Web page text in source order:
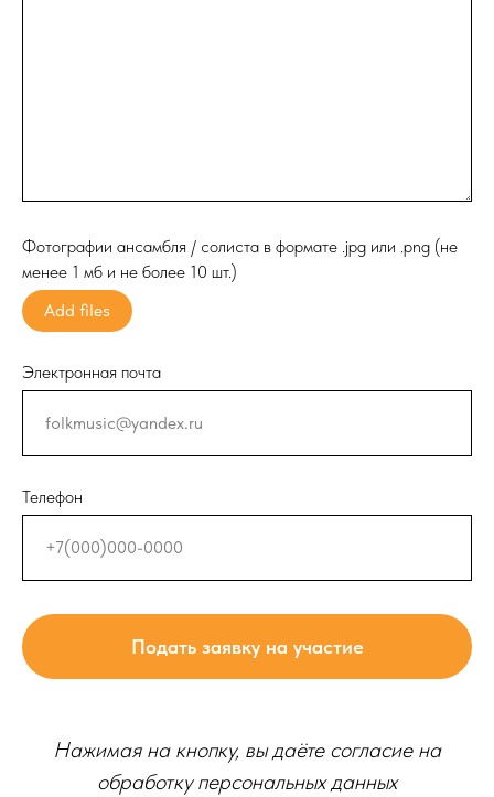
Фотографии ансамбля / солиста в формате .jpg или .png (не
менее 1 мб и не более 10 шт.)
Add files
Электронная почта
Телефон
Подать заявку на участие
Нажимая на кнопку, вы даёте согласие на
обработку персональных данных